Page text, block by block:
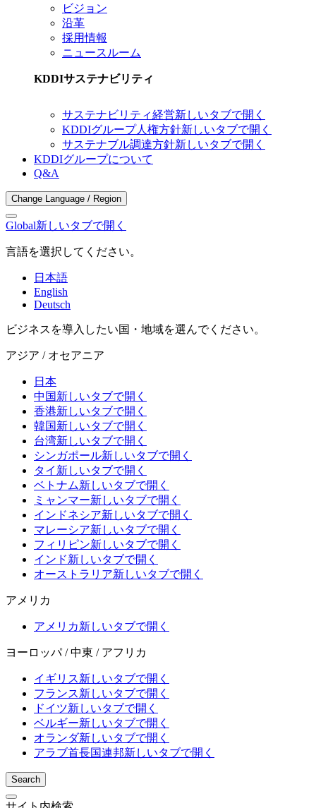
ビジョン
沿革
採用情報
ニュースルーム
KDDIサステナビリティ
サステナビリティ経営新しいタブで開く
KDDIグループ人権方針新しいタブで開く
サステナブル調達方針新しいタブで開く
KDDIグループについて
Q&A
Change Language / Region
Global新しいタブで開く
言語を選択してください。
日本語
English
Deutsch
ビジネスを導入したい国・地域を選んでください。
アジア / オセアニア
日本
中国新しいタブで開く
香港新しいタブで開く
韓国新しいタブで開く
台湾新しいタブで開く
シンガポール新しいタブで開く
タイ 新しいタブで開く
ベトナム新しいタブで開く
ミャンマー新しいタブで開く
インドネシア新しいタブで開く
マレーシア新しいタブで開く
フィリピン新しいタブで開く
インド新しいタブで開く
オーストラリア新しいタブで開く
アメリカ
アメリカ新しいタブで開く
ヨーロッパ / 中東 / アフリカ
イギリス新しいタブで開く
フランス新しいタブで開く
ドイツ新しいタブで開く
ベルギー新しいタブで開く
オランダ新しいタブで開く
アラブ首長国連邦新しいタブで開く
Search